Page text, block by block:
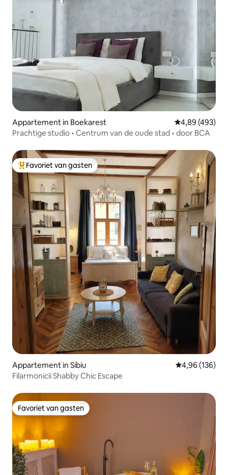
Appartement in Boekarest Gemiddelde
4,89 (493)
Prachtige studio • Centrum van de oude stad • door BCA
Topfavoriet van gasten
Favoriet van gasten
Appartement in Sibiu Gemiddelde
4,96 (136)
Filarmonicii Shabby Chic Escape
Favoriet van gasten
Favoriet van gasten